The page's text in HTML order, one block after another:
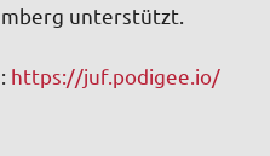
unterstützt.
https://juf.podigee.io/